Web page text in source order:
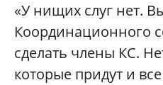
«У нищих слуг нет.
Координационного
сделать члены КС.
которые придут и